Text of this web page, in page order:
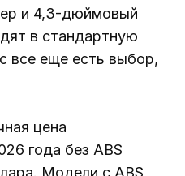
и 4,3-дюймовый
в стандартную
все еще есть выбор,
цена
года без ABS